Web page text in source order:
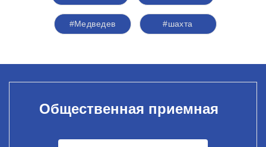
#Медведев #шахта
Общественная приемная